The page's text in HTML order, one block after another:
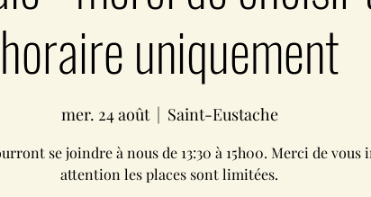
horaire uniquement
mer. 24 août
  |
Saint-Eustache
se joindre à nous de 13:30 à 15h00. Merci de vous
attention les places sont limitées.